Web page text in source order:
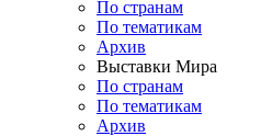
По странам
По тематикам
Архив
Выставки Мира
По странам
По тематикам
Архив